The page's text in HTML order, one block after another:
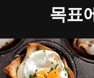
목표